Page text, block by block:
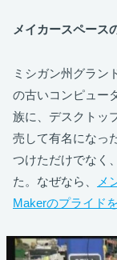
メイカースペース
ミシガン州グラン
の古いコンピュー
族に、デスクトッ
売して有名になっ
つけただけでなく
た。なぜなら、
メ
Makerのプライド